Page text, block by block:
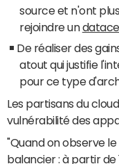
source et n'ont
rejoindre un
De réaliser des
atout qui justifie
pour ce type
Les partisans du
vulnérabilité des
"Quand on observe
balancier : à partir